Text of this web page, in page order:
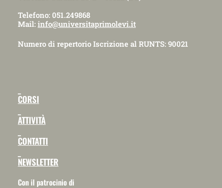
Telefono: 051.249868
Mail: info@universitaprimolevi.it
Numero di repertorio Iscrizione al RUNTS: 90021
CORSI
ATTIVITÀ
CONTATTI
NEWSLETTER
Con il patrocinio di